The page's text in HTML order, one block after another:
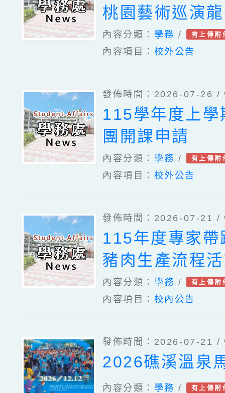
桃園藝術巡演
傳藝《酬神》
內容分類： 學務 / 有上傳附
內容項目： 校外公告
發佈時間：2026-07-26 /
115學年度上學
團開課申請
內容分類： 學務 / 有上傳附
內容項目： 校外公告
發佈時間：2026-07-21 /
115年度專家帶
豬肉生產流程
內容分類： 學務 / 有上傳附
內容項目： 校內公告
發佈時間：2026-07-21 /
2026礁溪溫泉
內容分類： 學務 / 有上傳附